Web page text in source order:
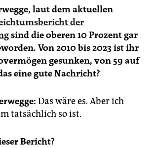
laut dem aktuellen
der
sind die oberen 10 Prozent gar
Von 2010 bis 2023 ist ihr
gesunken, von 59 auf
eine gute Nachricht?
Das wäre es. Aber ich
tatsächlich so ist.
Bericht?